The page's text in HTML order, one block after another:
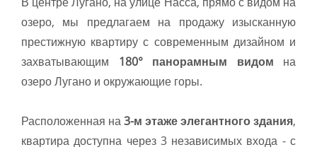
озеро, мы предлагаем на продажу изысканную
престижную квартиру с современным дизайном и
захватывающим 180° панорамным видом на
озеро Лугано и окружающие горы.
Расположенная на3-м этаже элегантного здания,
квартира доступна через 3 независимых входа - с